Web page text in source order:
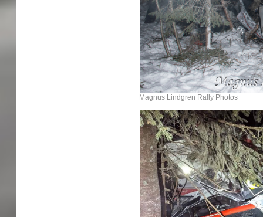
Magnus Lindgren Rally Photos